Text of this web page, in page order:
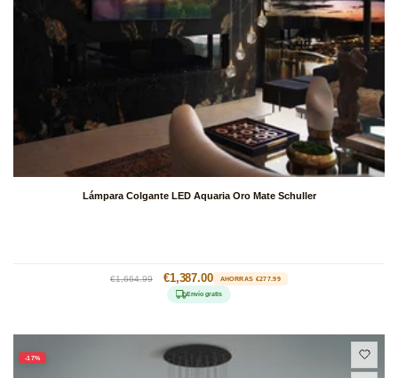
Lámpara Colgante LED Aquaria Oro Mate Schuller
Precio
€1,664.99
Precio
de
oferta
€1,387.00 AHORRAS €277.99
Envío gratis
-17%